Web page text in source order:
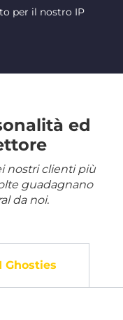
per il nostro IP
ed
nostri clienti più
guadagnano
da noi.
I Ghosties